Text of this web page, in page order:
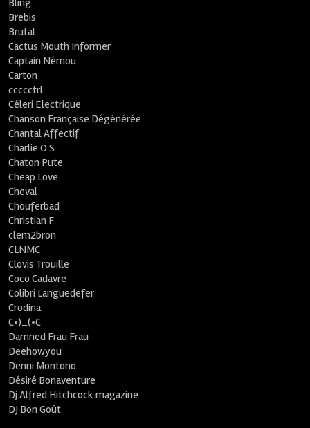
Bling
Brebis
Brutal
Cactus Mouth Informer
Captain Némou
Carton
ccccctrl
Céleri Electrique
Chanson Française Dégénérée
Chantal Affectif
Charlie O.S
Chaton Pute
Cheap Love
Cheval
Chouferbad
Christian F
clem2bron
CLNMC
Clovis Trouille
Coco Cadavre
Colibri Languedefer
Crodina
C•)_(•C
Damned Frau Frau
Deehowyou
Denni Montono
Désiré Bonaventure
Dj Alfred Hitchcock magazine
DJ Bon Goût